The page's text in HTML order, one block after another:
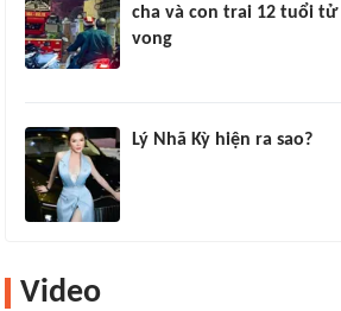
cha và con trai 12 tuổi tử
vong
Lý Nhã Kỳ hiện ra sao?
Video